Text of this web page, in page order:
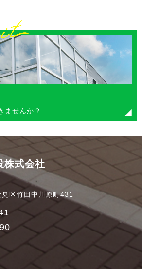
ませんか？
株式会社
区竹田中川原町431